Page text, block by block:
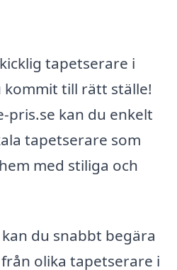
tapetserare i
kommit till rätt ställe!
pris.se kan du enkelt
tapetserare som
med stiliga och
du snabbt begära
olika tapetserare i